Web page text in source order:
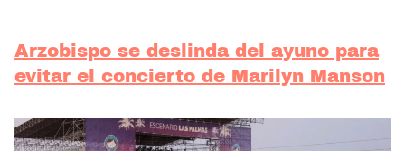
Arzobispo se deslinda del ayuno para
evitar el concierto de Marilyn Manson